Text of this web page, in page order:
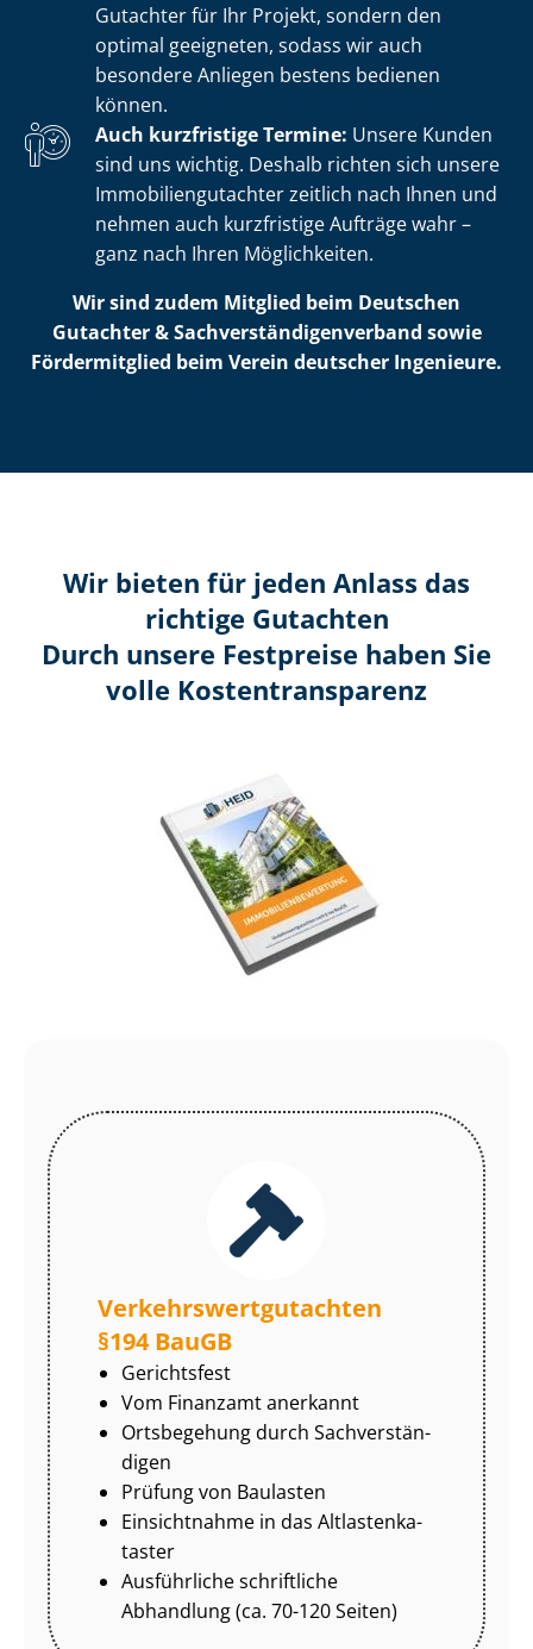
Gutachter für Ihr Projekt, sondern den
optimal geeigneten, sodass wir auch
besondere Anliegen bestens bedienen
können.
Auch kurzfristige Termine: Unsere Kunden
sind uns wichtig. Deshalb richten sich unsere
Im­mo­bi­li­en­gut­ach­ter zeitlich nach Ihnen und
nehmen auch kurzfristige Aufträge wahr –
ganz nach Ihren Möglichkeiten.
Wir sind zudem Mitglied beim Deutschen
Gutachter & Sach­ver­stän­di­gen­ver­band sowie
Fördermitglied beim Verein deutscher Ingenieure.
Wir bieten für jeden Anlass das
richtige Gutachten
Durch unsere Festpreise haben Sie
volle Kosten­transparenz
Ver­kehrs­wert­gut­ach­ten
§194 BauGB
Gerichtsfest
Vom Finanzamt anerkannt
Ortsbegehung durch Sach­ver­stän­
di­gen
Prüfung von Baulasten
Einsichtnahme in das Alt­las­ten­ka­
tas­ter
Ausführliche schriftliche
Abhandlung (ca. 70-120 Seiten)